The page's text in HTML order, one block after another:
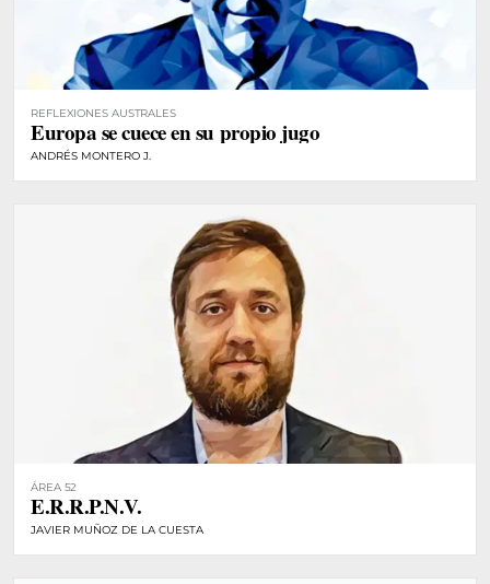
REFLEXIONES AUSTRALES
Europa se cuece en su propio jugo
ANDRÉS MONTERO J.
ÁREA 52
E.R.R.P.N.V.
JAVIER MUÑOZ DE LA CUESTA